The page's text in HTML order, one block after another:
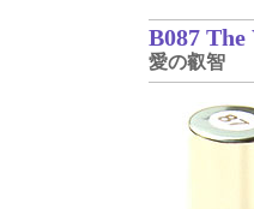
B087
愛の叡智